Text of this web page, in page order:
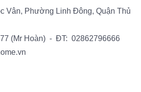
Vân, Phường Linh Đông, Quận Thủ
(Mr Hoàn) - ĐT: 02862796666